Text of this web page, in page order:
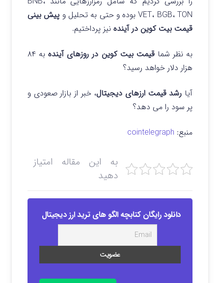
VET، BGB، TON بوده و حتی به تحلیل و
پیش بینی
قیمت بیت کوین در آینده نیز پرداختیم.
به نظر شماقیمت بیت کوین در روزهای آینده
به ۸۴
هزار دلار خواهد رسید؟
آیا رشد قیمت ارزهای دیجیتال، خبر از بازار صعودی و
پر سود را می دهد؟
منبع: cointelegraph
به این مقاله امتیاز
دهید
دانلود رایگان کتابچه الگو های ترید ارز دیجیتال